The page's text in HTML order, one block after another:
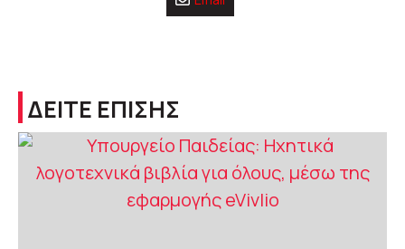
ΔΕΙΤΕ ΕΠΙΣΗΣ